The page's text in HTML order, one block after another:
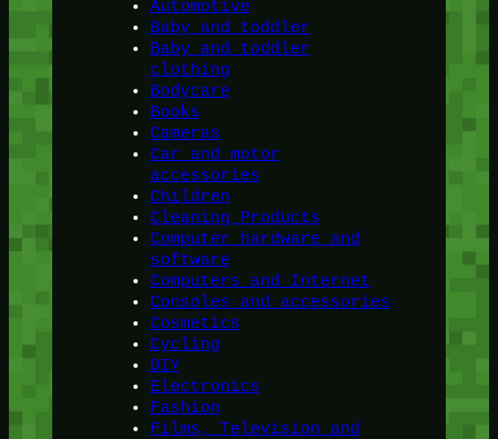
Automotive
Baby and toddler
Baby and toddler
clothing
Bodycare
Books
Cameras
Car and motor
accessories
Children
Cleaning Products
Computer hardware and
software
Computers and Internet
Consoles and accessories
Cosmetics
Cycling
DIY
Electronics
Fashion
Films, Television and